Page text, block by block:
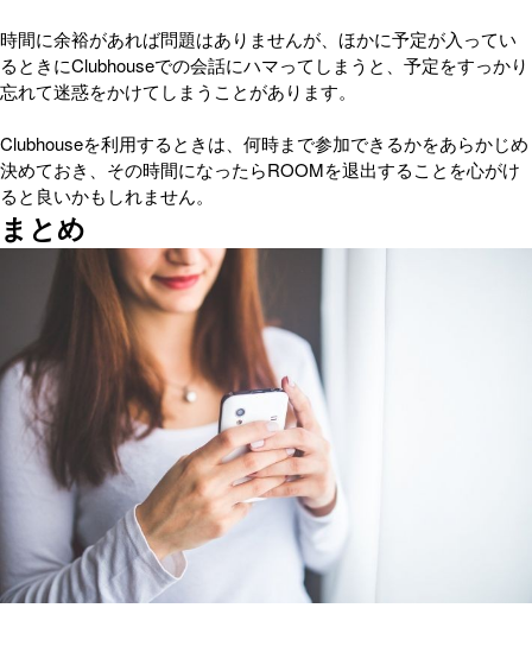
時間に余裕があれば問題はありませんが、ほかに予定が入ってい
るときにClubhouseでの会話にハマってしまうと、予定をすっかり
忘れて迷惑をかけてしまうことがあります。
Clubhouseを利用するときは、何時まで参加できるかをあらかじめ
決めておき、その時間になったらROOMを退出することを心がけ
ると良いかもしれません。
まとめ